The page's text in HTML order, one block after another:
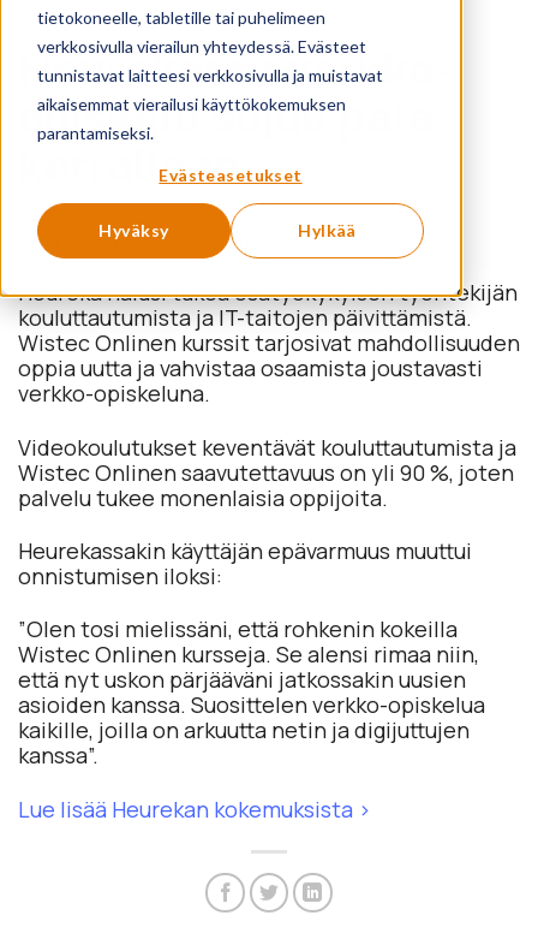
tietokoneelle, tabletille tai puhelimeen
verkkosivulla vierailun yhteydessä. Evästeet
tunnistavat laitteesi verkkosivulla ja muistavat
aikaisemmat vierailusi käyttökokemuksen
parantamiseksi.
Evästeasetukset
Hyväksy Hylkää
Heurekassa verkko-
opiskelu sujuu pala
kerrallaan
POSTED ON 26.1.2021 SAMULI KOSKINEN
Heureka halusi tukea osatyökykyisen työntekijän
kouluttautumista ja IT-taitojen päivittämistä.
Wistec Onlinen kurssit tarjosivat mahdollisuuden
oppia uutta ja vahvistaa osaamista joustavasti
verkko-opiskeluna.
Videokoulutukset keventävät kouluttautumista ja
Wistec Onlinen saavutettavuus on yli 90 %, joten
palvelu tukee monenlaisia oppijoita.
Heurekassakin käyttäjän epävarmuus muuttui
onnistumisen iloksi:
”Olen tosi mielissäni, että rohkenin kokeilla
Wistec Onlinen kursseja. Se alensi rimaa niin,
että nyt uskon pärjääväni jatkossakin uusien
asioiden kanssa. Suosittelen verkko-opiskelua
kaikille, joilla on arkuutta netin ja digijuttujen
kanssa”.
Lue lisää Heurekan kokemuksista >